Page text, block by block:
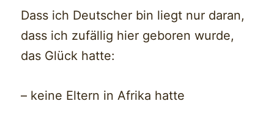
Dass ich Deutscher bin liegt nur daran,
dass ich zufällig hier geboren wurde,
das Glück hatte:
– keine Eltern in Afrika hatte